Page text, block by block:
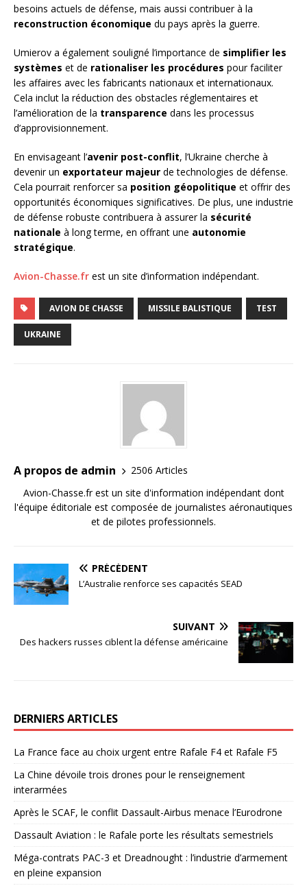
besoins actuels de défense, mais aussi contribuer à la
reconstruction économique du pays après la guerre.
Umierov a également souligné l’importance de simplifier les
systèmes et de rationaliser les procédures pour faciliter
les affaires avec les fabricants nationaux et internationaux.
Cela inclut la réduction des obstacles réglementaires et
l’amélioration de la transparence dans les processus
d’approvisionnement.
En envisageant l’avenir post-conflit, l’Ukraine cherche à
devenir un exportateur majeur de technologies de défense.
Cela pourrait renforcer sa position géopolitique et offrir des
opportunités économiques significatives. De plus, une industrie
de défense robuste contribuera à assurer la sécurité
nationale à long terme, en offrant une autonomie
stratégique.
Avion-Chasse.fr est un site d’information indépendant.
AVION DE CHASSE MISSILE BALISTIQUE TEST
UKRAINE
A propos de admin
2506 Articles
Avion-Chasse.fr est un site d'information indépendant dont
l'équipe éditoriale est composée de journalistes aéronautiques
et de pilotes professionnels.
PRÉCÉDENT
L’Australie renforce ses capacités SEAD
SUIVANT
Des hackers russes ciblent la défense américaine
DERNIERS ARTICLES
La France face au choix urgent entre Rafale F4 et Rafale F5
La Chine dévoile trois drones pour le renseignement
interarmées
Après le SCAF, le conflit Dassault-Airbus menace l’Eurodrone
Dassault Aviation : le Rafale porte les résultats semestriels
Méga-contrats PAC-3 et Dreadnought : l’industrie d’armement
en pleine expansion